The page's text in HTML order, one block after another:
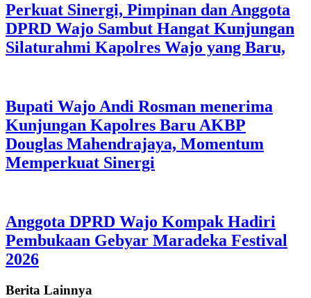
Perkuat Sinergi, Pimpinan dan Anggota
DPRD Wajo Sambut Hangat Kunjungan
Silaturahmi Kapolres Wajo yang Baru,
Bupati Wajo Andi Rosman menerima
Kunjungan Kapolres Baru AKBP
Douglas Mahendrajaya, Momentum
Memperkuat Sinergi
Anggota DPRD Wajo Kompak Hadiri
Pembukaan Gebyar Maradeka Festival
2026
Berita Lainnya